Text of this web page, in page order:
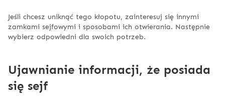
Jeśli chcesz uniknąć tego kłopotu, zainteresuj się innymi
zamkami sejfowymi i sposobami ich otwierania. Następnie
wybierz odpowiedni dla swoich potrzeb.
Ujawnianie informacji, że posiada
się sejf